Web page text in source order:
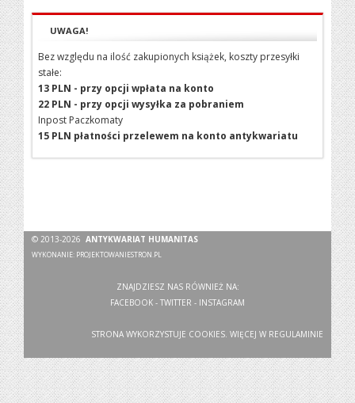
UWAGA!
Bez względu na ilość zakupionych książek, koszty przesyłki
stałe:
13 PLN - przy opcji wpłata na konto
22 PLN - przy opcji wysyłka za pobraniem
Inpost Paczkomaty
15 PLN płatności przelewem na konto antykwariatu
© 2013-2026ANTYKWARIAT HUMANITAS
WYKONANIE: PROJEKTOWANIESTRON.PL
ZNAJDZIESZ NAS RÓWNIEŻ NA:
FACEBOOK - TWITTER - INSTAGRAM
STRONA WYKORZYSTUJE COOKIES. WIĘCEJ W REGULAMINIE